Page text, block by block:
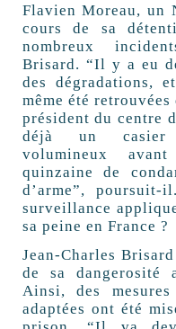
Flavien Moreau, un
cours de sa
nombreux
Brisard. “Il y a eu
des dégradations,
même été
président du centre
déjà un casier
volumineux
quinzaine de
d’arme”,
surveillance
sa peine en France ?
Jean-Charles
de sa dangerosité
Ainsi, des
adaptées ont été